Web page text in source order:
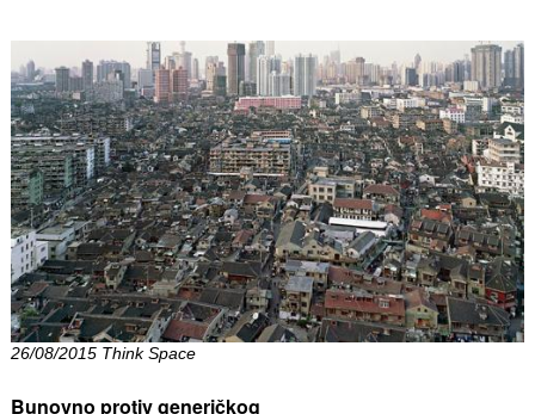
26/08/2015 Think Space
Bunovno protiv generičkog